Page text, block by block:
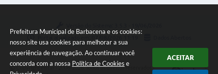
Prefeitura Municipal de Barbacena e os cookies:
nosso site usa cookies para melhorar a sua
experiência de navegação. Ao continuar você
concorda com a nossa Política de Cookies e
ACEITAR
Copyright Instar - 2006-2026. Todos os direitos reservados -